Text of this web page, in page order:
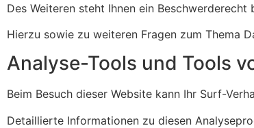
Des Weiteren steht Ihnen ein
Hierzu sowie zu weiteren Fragen zum Thema
Analyse-Tools und Tools
Beim Besuch dieser Website kann Ihr Surf-
Detail­lierte Infor­ma­tionen zu diesen